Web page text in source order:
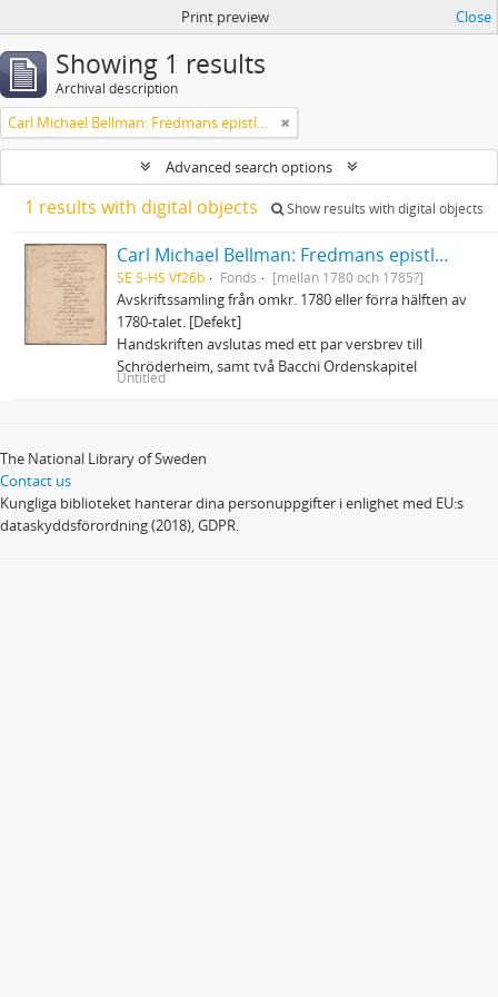
Print preview Close
Showing 1 results
Archival description
Carl Michael Bellman: Fredmans epistlar och sånger m.fl. Bellman-texter
Advanced search options
1 results with digital objects Show results with digital objects
Carl Michael Bellman: Fredmans epistlar och sånger m.fl. Bellman-texter
SE S-HS Vf26b Fonds [mellan 1780 och 1785?]
Avskriftssamling från omkr. 1780 eller förra hälften av
1780-talet. [Defekt]
Handskriften avslutas med ett par versbrev till
Schröderheim, samt två Bacchi Ordenskapitel
Untitled
The National Library of Sweden
Contact us
Kungliga biblioteket hanterar dina personuppgifter i enlighet med EU:s
dataskyddsförordning (2018), GDPR.